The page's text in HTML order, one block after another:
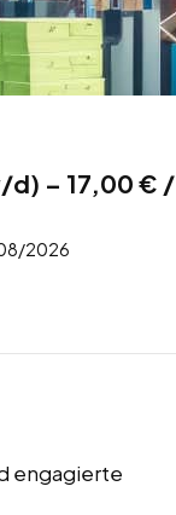
d) – 17,00 € /
2026
engagierte